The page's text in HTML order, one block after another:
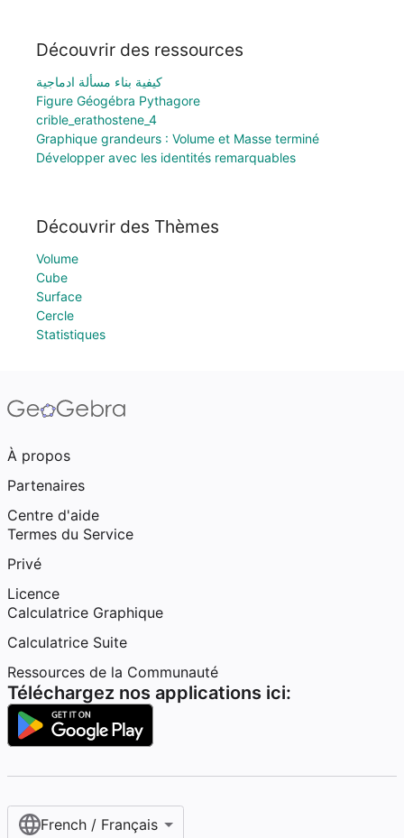
Découvrir des ressources
كيفية بناء مسألة ادماجية
Figure Géogébra Pythagore
crible_erathostene_4
Graphique grandeurs : Volume et Masse terminé
Développer avec les identités remarquables
Découvrir des Thèmes
Volume
Cube
Surface
Cercle
Statistiques
À propos
Partenaires
Centre d'aide
Termes du Service
Privé
Licence
Calculatrice Graphique
Calculatrice Suite
Ressources de la Communauté
Téléchargez nos applications ici:
French / Français‎